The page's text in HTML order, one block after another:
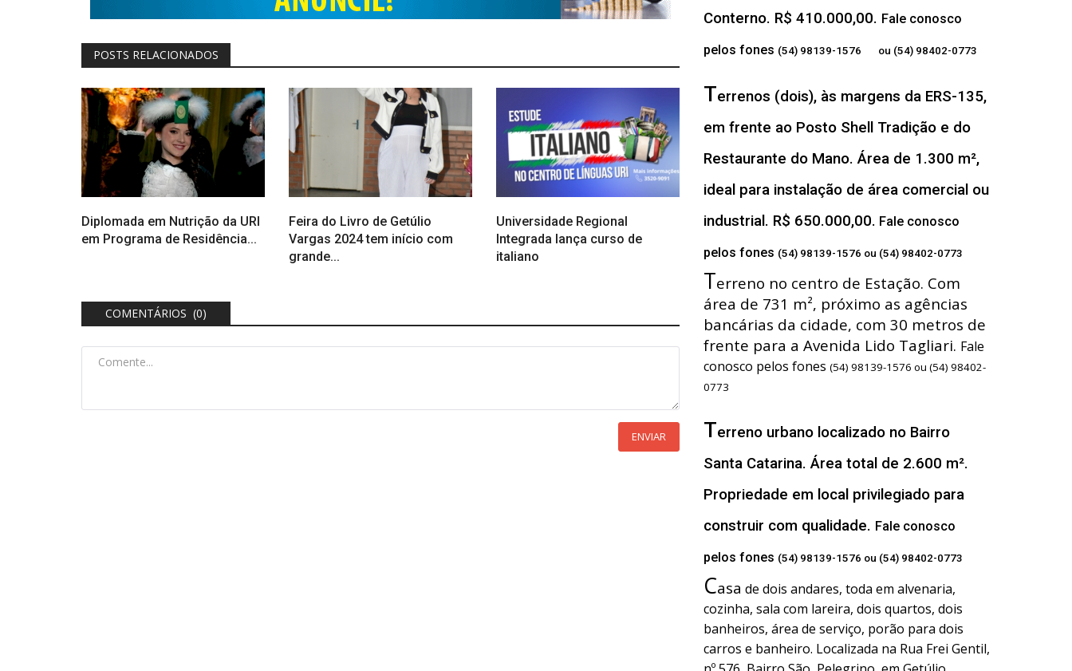
POSTS RELACIONADOS
Diplomada em Nutrição da URI
em Programa de Residência...
Feira do Livro de Getúlio
Vargas 2024 tem início com
grande...
Universidade Regional
Integrada lança curso de
italiano
COMENTÁRIOS (0)
ENVIAR
Conterno. R$ 410.000,00. Fale conosco
pelos fones (54) 98139-1576 ou (54) 98402-0773
Terrenos (dois), às margens da ERS-135,
em frente ao Posto Shell Tradição e do
Restaurante do Mano. Área de 1.300 m²,
ideal para instalação de área comercial ou
industrial. R$ 650.000,00. Fale conosco
pelos fones (54) 98139-1576 ou (54) 98402-0773
Terreno no centro de Estação. Com
área de 731 m², próximo as agências
bancárias da cidade, com 30 metros de
frente para a Avenida Lido Tagliari. Fale
conosco pelos fones (54) 98139-1576 ou (54) 98402-
0773
Terreno urbano localizado no Bairro
Santa Catarina. Área total de 2.600 m².
Propriedade em local privilegiado para
construir com qualidade. Fale conosco
pelos fones (54) 98139-1576 ou (54) 98402-0773
Casa de dois andares, toda em alvenaria,
cozinha, sala com lareira, dois quartos, dois
banheiros, área de serviço, porão para dois
carros e banheiro. Localizada na Rua Frei Gentil,